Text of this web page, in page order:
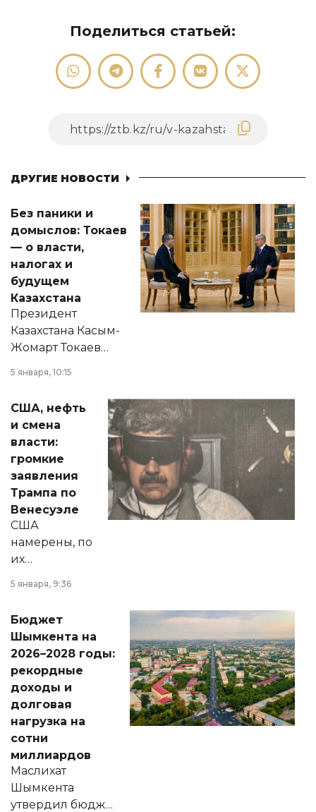
Поделиться статьей:
ДРУГИЕ НОВОСТИ
Без паники и
домыслов: Токаев
— о власти,
налогах и
будущем
Казахстана
Президент
Казахстана Касым-
Жомарт Токаев
сразу несколько
актуальных тем —
от слухов о
политических
реформах до
вопросов армии,
экономики и
личного здоровья.
5 января, 10:15
США, нефть
и смена
власти:
громкие
заявления
Трампа по
Венесуэле
США
намерены, по
их
принести
народу
Венесуэлы.
5 января, 9:36
Бюджет
Шымкента на
2026–2028 годы:
рекордные
доходы и
долговая
нагрузка на
сотни
миллиардов
Маслихат
Шымкента
утвердил бюджет